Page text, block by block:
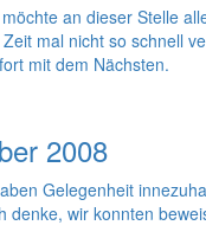
an dieser Stelle
mal nicht so schnell
mit dem Nächsten.
2008
Gelegenheit
denke, wir konnten